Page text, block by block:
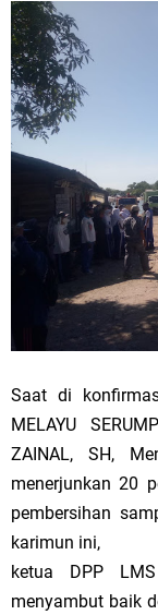
Saat di
MELAYU
ZAINAL, SH,
menerjunkan 20
pembersihan
karimun ini,
ketua DPP
menyambut baik